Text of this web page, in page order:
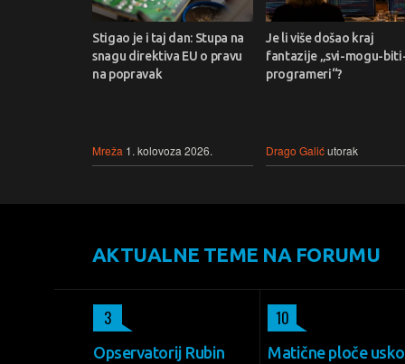
Stigao je i taj dan: Stupa na
snagu direktiva EU o pravu
na popravak
Mreža 1. kolovoza 2026.
Je li više došao kraj
fantazije „svi-mogu-
programeri“?
Drago Galićutorak
AKTUALNE TEME NA FORUMU
Opservatorij Rubin
3
Matične ploče
10